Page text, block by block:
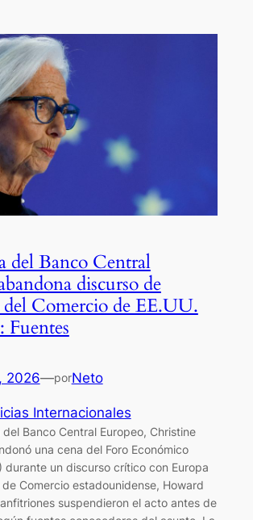
del Banco Central
discurso de
del Comercio de EE.UU.
Fuentes
2026—porNeto
Internacionales
Banco Central Europeo, Christine
una cena del Foro Económico
durante un discurso crítico con Europa
Comercio estadounidense, Howard
suspendieron el acto antes de